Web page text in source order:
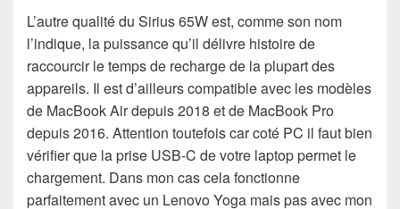
L’autre qualité du Sirius 65W est, comme son nom
l’indique, la puissance qu’il délivre histoire de
raccourcir le temps de recharge de la plupart des
appareils. Il est d’ailleurs compatible avec les modèles
de MacBook Air depuis 2018 et de MacBook Pro
depuis 2016. Attention toutefois car coté PC il faut bien
vérifier que la prise USB-C de votre laptop permet le
chargement. Dans mon cas cela fonctionne
parfaitement avec un Lenovo Yoga mais pas avec mon